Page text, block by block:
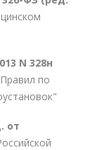
N 328н
по
от